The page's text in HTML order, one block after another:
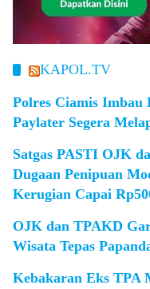
KAPOL.TV
Polres Ciamis
Paylater Segera
Satgas PASTI OJK
Dugaan Penipuan
Kerugian Capai
OJK dan TPAKD
Wisata Tepas
Kebakaran Eks TPA